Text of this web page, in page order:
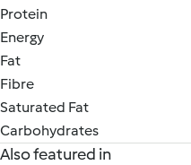
Protein
Energy
Fat
Fibre
Saturated Fat
Carbohydrates
Also featured in